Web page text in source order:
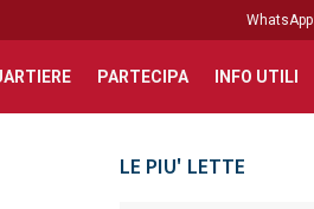
WhatsApp
PARTECIPA INFO UTILI
LE PIU' LETTE